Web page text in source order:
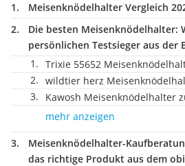
Meisenknödelhalter Vergleich
Die besten Meisenknödelhalter:
persönlichen Testsieger aus der
Trixie 55652
wildtier herz
Kawosh Meisenknödelhalter
mehr anzeigen
Meisenknödelhalter-
das richtige Produkt aus dem